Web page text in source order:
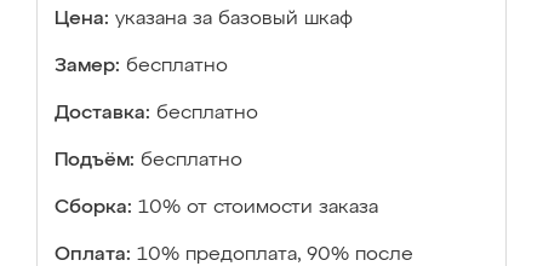
Цена: указана за базовый шкаф
Замер: бесплатно
Доставка: бесплатно
Подъём: бесплатно
Сборка: 10% от стоимости заказа
Оплата: 10% предоплата, 90% после